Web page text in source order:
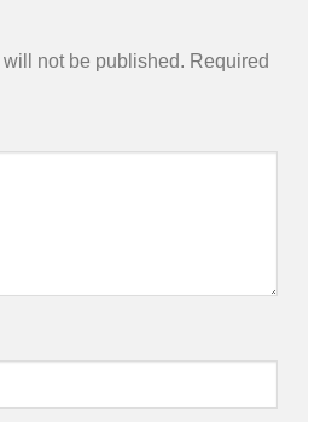
not be published. Required